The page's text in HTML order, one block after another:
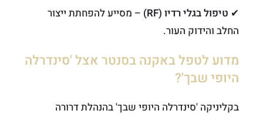
✔ טיפול בגלי רדיו (RF)
– מסייע להפחתת ייצור
החלב והידוק העור.
מדוע לטפל באקנה בסנטר אצל 'סינדרלה
היופי שבך'?
בקליניקה 'סינדרלה היופי שבך' בהנהלת דרורה